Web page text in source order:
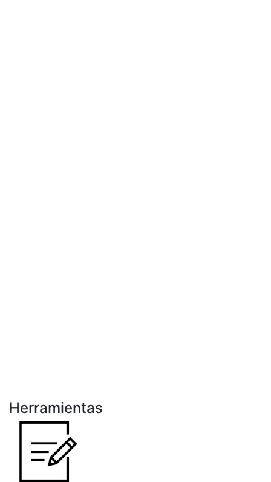
Herramientas